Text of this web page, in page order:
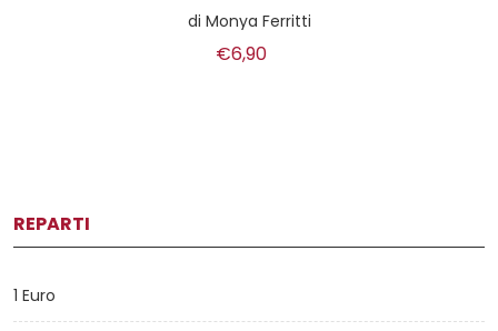
di Monya Ferritti
€6,90
REPARTI
1 Euro